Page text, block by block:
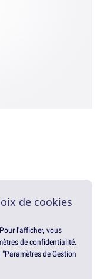
de cookies
l'afficher, vous
de confidentialité.
de Gestion